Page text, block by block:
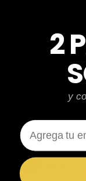
Fernando
★
Total control del
modelo elegido,
Travis Scott
JV Javier
Reseña en
2
y
Email